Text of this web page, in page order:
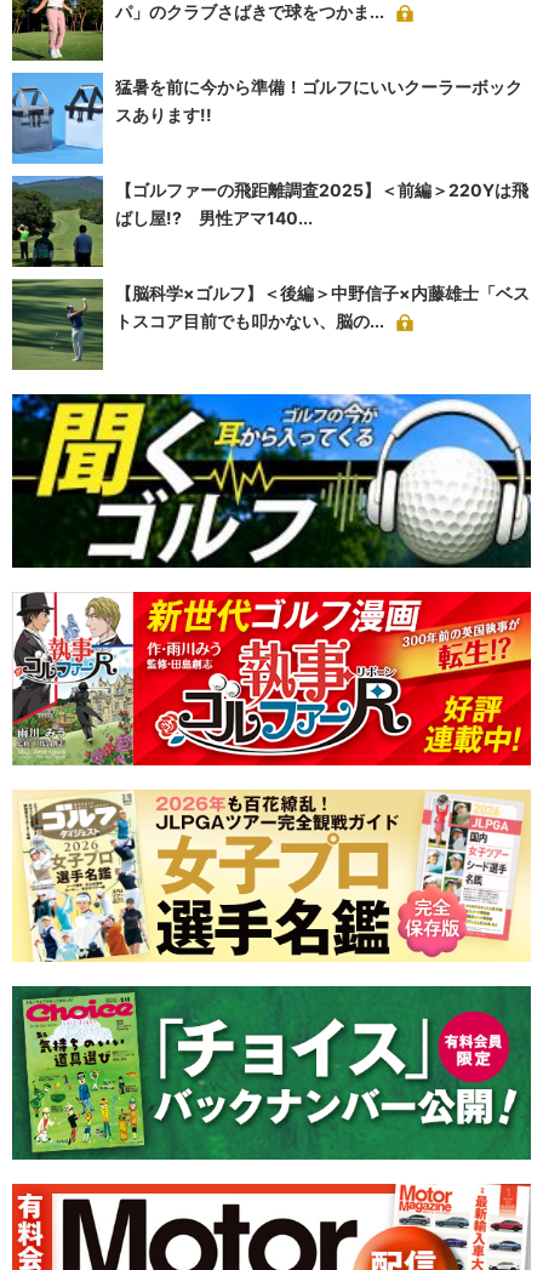
パ」のクラブさばきで球をつかま...
猛暑を前に今から準備！ゴルフにいいクーラーボック
スあります!!
【ゴルファーの飛距離調査2025】＜前編＞220Yは飛
ばし屋!? 男性アマ140...
【脳科学×ゴルフ】＜後編＞中野信子×内藤雄士「ベス
トスコア目前でも叩かない、脳の...